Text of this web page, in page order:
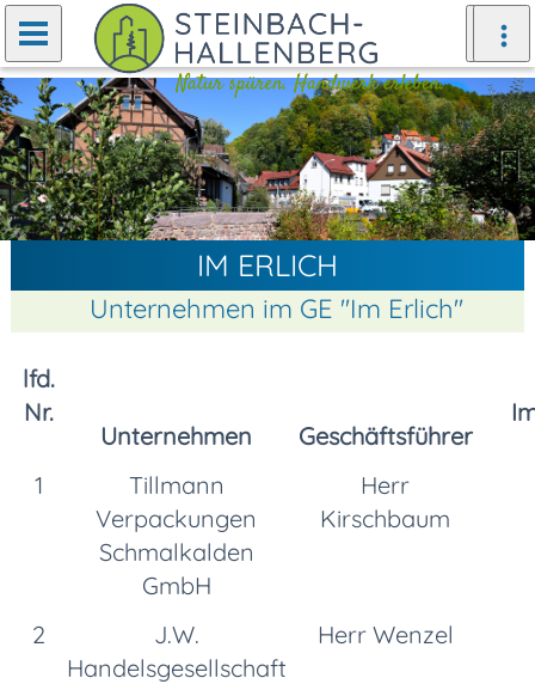
Zurück Weiter
IM ERLICH
Unternehmen im GE ''Im Erlich''
lfd.
Nr.
Unternehmen
Geschäftsführer
1
Tillmann
Verpackungen
Schmalkalden
GmbH
Herr
Kirschbaum
2
J.W.
Handelsgesellschaft
Herr Wenzel